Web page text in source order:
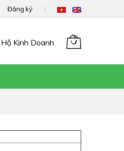
Đăng ký
Kinh Doanh